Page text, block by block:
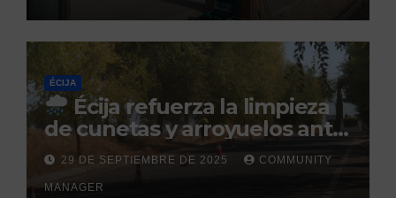
ÉCIJA
Écija refuerza la limpieza
de cunetas y arroyuelos ante
la llegada de las lluvias
otoñales
29 DE SEPTIEMBRE DE 2025 COMMUNITY
MANAGER